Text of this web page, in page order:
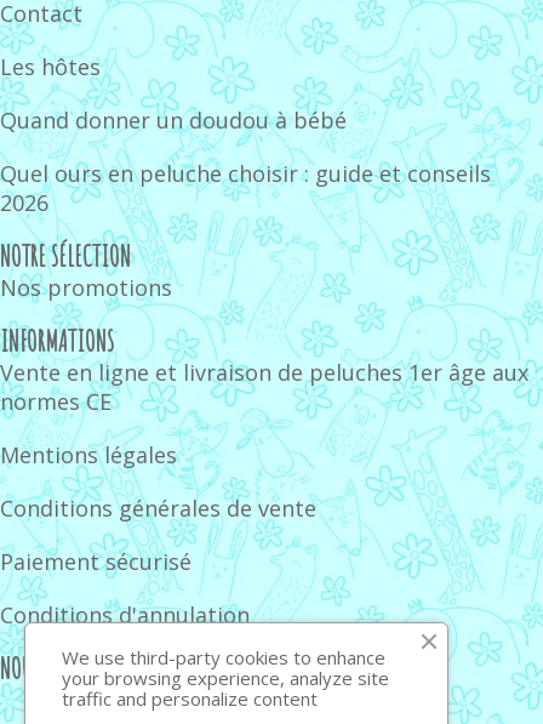
Contact
Les hôtes
Quand donner un doudou à bébé
Quel ours en peluche choisir : guide et conseils
2026
NOTRE SÉLECTION
Nos promotions
INFORMATIONS
Vente en ligne et livraison de peluches 1er âge aux
normes CE
Mentions légales
Conditions générales de vente
Paiement sécurisé
Conditions d'annulation
NOUS SUIVREWe use third-party cookies to enhance
your browsing experience, analyze site
traffic and personalize content